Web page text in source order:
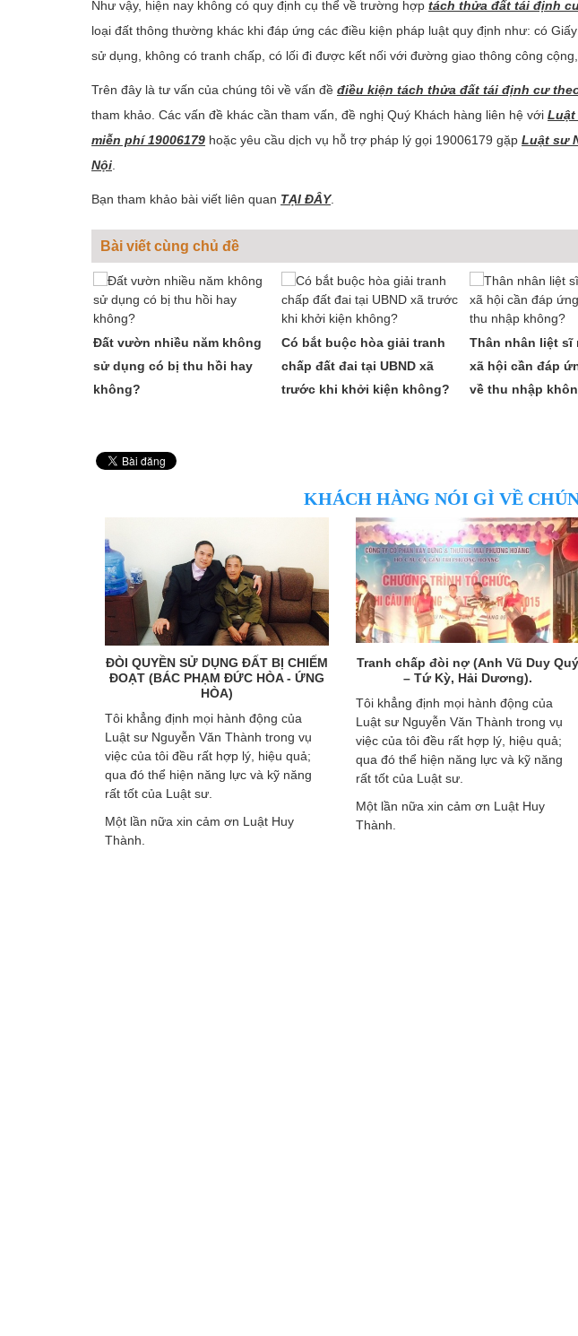
Như vậy, hiện nay không có quy định cụ thể về trường hợp tách thửa đất tái định
loại đất thông thường khác khi đáp ứng các điều kiện pháp luật quy định như: có
sử dụng, không có tranh chấp, có lối đi được kết nối với đường giao thông công
Trên đây là tư vấn của chúng tôi về vấn đề điều kiện tách thửa đất tái định cư
tham khảo. Các vấn đề khác cần tham vấn, đề nghị Quý Khách hàng liên hệ với Luật
miễn phí 19006179 hoặc yêu cầu dịch vụ hỗ trợ pháp lý gọi 19006179 gặp Luật sư
Nội.
Bạn tham khảo bài viết liên quan TẠI ĐÂY.
Bài viết cùng chủ đề
Đất vườn nhiều năm không
sử dụng có bị thu hồi hay
không?
Có bắt buộc hòa giải tranh
chấp đất đai tại UBND xã
trước khi khởi kiện không?
Thân nhân liệt sĩ
xã hội cần đáp
về thu nhập
KHÁCH HÀNG NÓI GÌ VỀ
ĐÒI QUYỀN SỬ DỤNG ĐẤT BỊ CHIẾM
ĐOẠT (BÁC PHẠM ĐỨC HÒA - ỨNG
HÒA)
Tôi khẳng định mọi hành động của
Luật sư Nguyễn Văn Thành trong vụ
việc của tôi đều rất hợp lý, hiệu quả;
qua đó thể hiện năng lực và kỹ năng
rất tốt của Luật sư.
Một lần nữa xin cảm ơn Luật Huy
Thành.
Tranh chấp đòi nợ (Anh Vũ Duy Quý
– Tứ Kỳ, Hải Dương).
Tôi khẳng định mọi hành động của
Luật sư Nguyễn Văn Thành trong vụ
việc của tôi đều rất hợp lý, hiệu quả;
qua đó thể hiện năng lực và kỹ năng
rất tốt của Luật sư.
Một lần nữa xin cảm ơn Luật Huy
Thành.